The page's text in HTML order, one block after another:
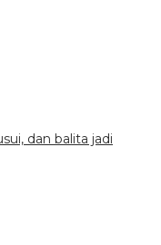
dan balita jadi